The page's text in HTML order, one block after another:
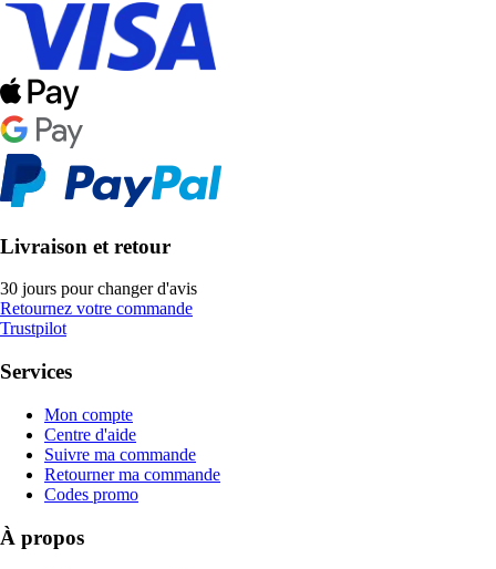
Livraison et retour
30 jours pour changer d'avis
Retournez votre commande
Trustpilot
Services
Mon compte
Centre d'aide
Suivre ma commande
Retourner ma commande
Codes promo
À propos